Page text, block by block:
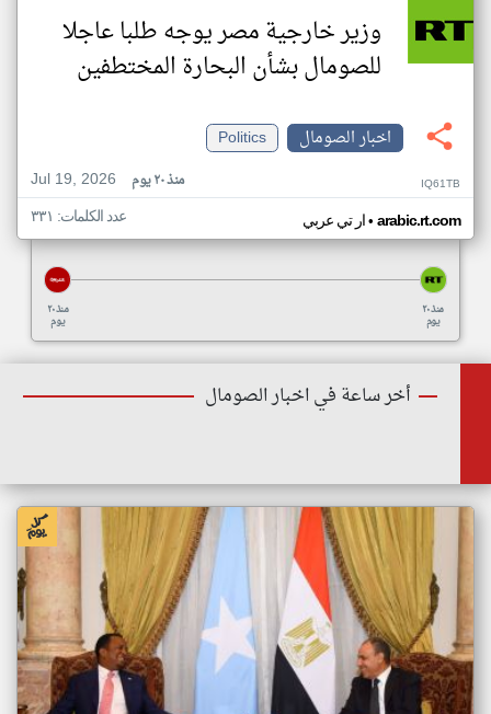
وزير خارجية مصر يوجه طلبا عاجلا
للصومال بشأن البحارة المختطفين
اخبار الصومال
Politics
Jul 19, 2026
منذ ٢٠ يوم IQ61TB
ار تي عربي• arabic.rt.com عدد الكلمات: ٣٣١
منذ ٢٠
يوم
منذ ٢٠
يوم
أخر ساعة في اخبار الصومال